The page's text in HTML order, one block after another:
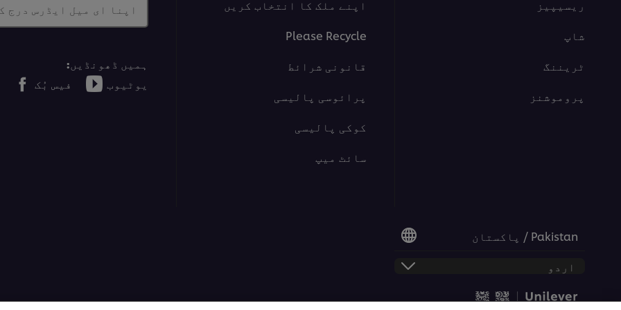
ریسیپیز
شاپ
ٹریننگ
پروموشنز
اپنے ملک کا انتخاب کریں
Please Recycle
قانونی شرائط
پرائوسی پالیسی
کوکی پالیسی
سائٹ میپ
اپنا ای میل ایڈرس درج
ہمیں ڈھونڈیں:
یوٹیوب
فیس بُک
Pakistan / پاکستان